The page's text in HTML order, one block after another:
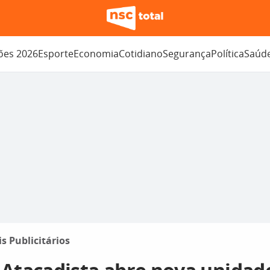
2026EsporteEconomiaCotidianoSegurançaPolítica
Publicitários